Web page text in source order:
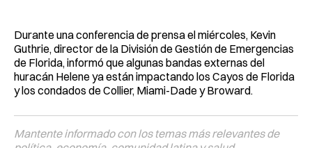
Durante una conferencia de prensa el miércoles, Kevin
Guthrie, director de la División de Gestión de Emergencias
de Florida, informó que algunas bandas externas del
huracán Helene ya están impactando los Cayos de Florida
y los condados de Collier, Miami-Dade y Broward.
Mantente informado con los temas más relevantes de